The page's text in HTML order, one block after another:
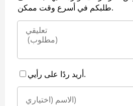
طلبكم في أسرع وقت ممكن.
أريد ردًا على رأيي.